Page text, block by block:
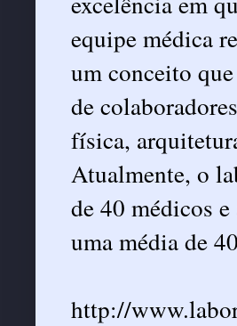
equipe médica
um conceito
de
física,
Atualmente, o
de 40 médicos
uma média de
http://